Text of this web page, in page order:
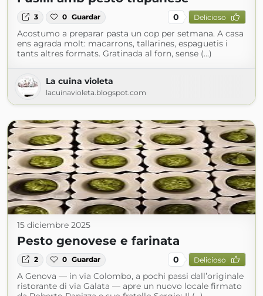
3 0 Guardar 0 Delicioso
Acostumo a preparar pasta un cop per setmana. A casa
ens agrada molt: macarrons, tallarines, espaguetis i
tants altres formats. Gratinada al forn, sense (...)
La cuina violeta
lacuinavioleta.blogspot.com
15 diciembre 2025
Pesto genovese e farinata
2 0 Guardar 0 Delicioso
A Genova — in via Colombo, a pochi passi dall’originale
ristorante di via Galata — apre un nuovo locale firmato